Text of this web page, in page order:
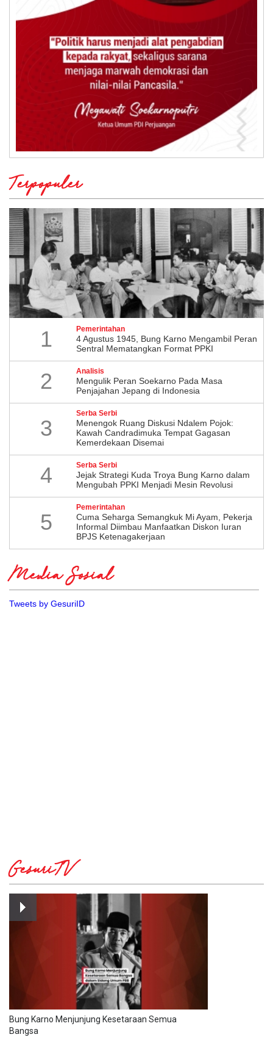
Terpopuler
1 Pemerintahan
4 Agustus 1945, Bung Karno Mengambil Peran
Sentral Mematangkan Format PPKI
2 Analisis
Mengulik Peran Soekarno Pada Masa
Penjajahan Jepang di Indonesia
3
Serba Serbi
Menengok Ruang Diskusi Ndalem Pojok:
Kawah Candradimuka Tempat Gagasan
Kemerdekaan Disemai
4 Serba Serbi
Jejak Strategi Kuda Troya Bung Karno dalam
Mengubah PPKI Menjadi Mesin Revolusi
5
Pemerintahan
Cuma Seharga Semangkuk Mi Ayam, Pekerja
Informal Diimbau Manfaatkan Diskon Iuran
BPJS Ketenagakerjaan
Media Sosial
Tweets by GesuriID
GesuriTV
Bung Karno Menjunjung Kesetaraan Semua
Bangsa